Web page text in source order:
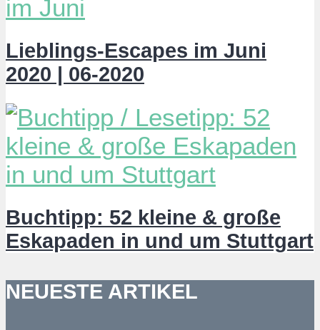
Lieblings-Escapes im Juni
2020 | 06-2020
Buchtipp: 52 kleine & große
Eskapaden in und um Stuttgart
NEUESTE ARTIKEL